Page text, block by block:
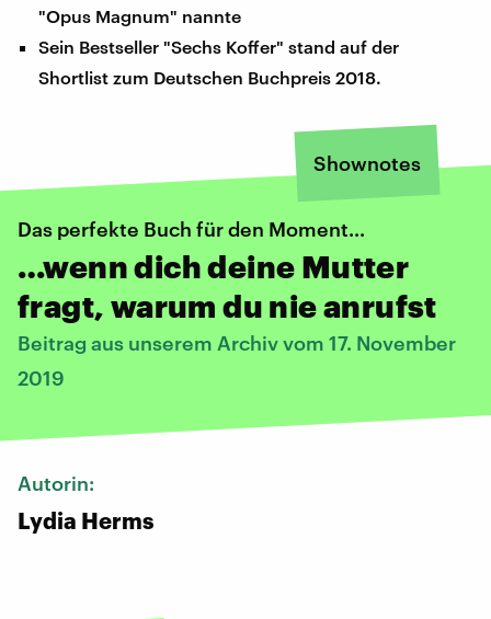
"Opus Magnum" nannte
Sein Bestseller "Sechs Koffer" stand auf der
Shortlist zum Deutschen Buchpreis 2018.
Shownotes
Das perfekte Buch für den Moment...
…wenn dich deine Mutter
fragt, warum du nie anrufst
Beitrag aus unserem Archiv vom 17. November
2019
Autorin:
Lydia Herms